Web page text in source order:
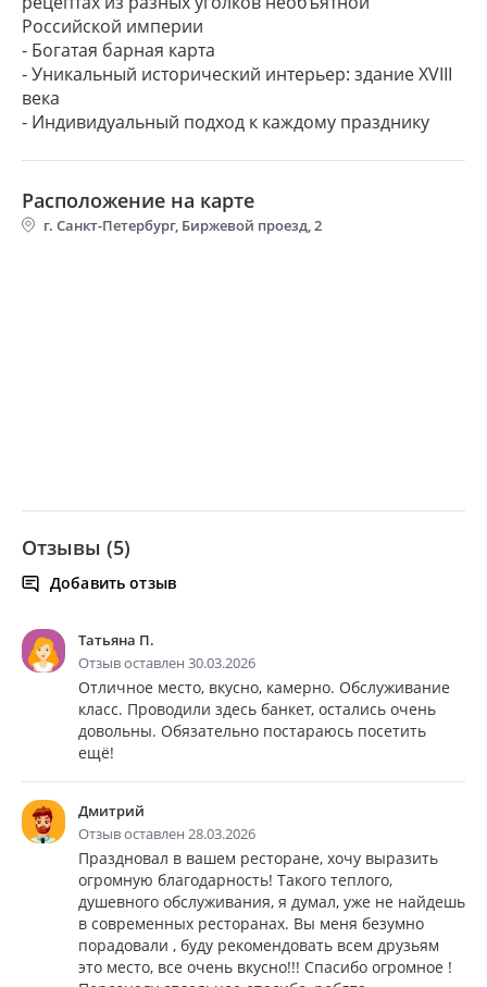
Российской империи
- Богатая барная карта
- Уникальный исторический интерьер: здание XVIII
века
Расположение на карте
г. Санкт-Петербург, Биржевой проезд, 2
Отзывы (5)
Добавить отзыв
Татьяна П.
Отзыв оставлен 30.03.2026
Отличное место, вкусно, камерно. Обслуживание
класс. Проводили здесь банкет, остались очень
довольны. Обязательно постараюсь посетить
ещё!
Дмитрий
Отзыв оставлен 28.03.2026
Праздновал в вашем ресторане, хочу выразить
огромную благодарность! Такого теплого,
душевного обслуживания, я думал, уже не найдешь
в современных ресторанах. Вы меня безумно
порадовали , буду рекомендовать всем друзьям
это место, все очень вкусно!!! Спасибо огромное !